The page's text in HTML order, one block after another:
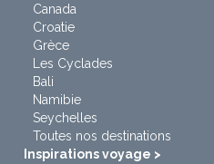
Canada
Croatie
Grèce
Les Cyclades
Bali
Namibie
Seychelles
Toutes nos destinations
Inspirations voyage >